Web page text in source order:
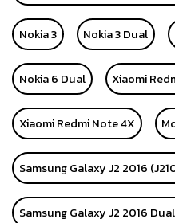
Nokia 3 Nokia 3 Dual
Nokia 6 Dual Xiaomi
Xiaomi Redmi Note 4X
Samsung Galaxy J2 2016
Samsung Galaxy J2 2016